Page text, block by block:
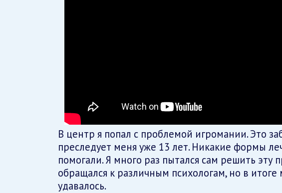
В центр я попал с проблемой игромании. Это
преследует меня уже 13 лет. Никакие формы
помогали. Я много раз пытался сам решить эту
обращался к различным психологам, но в итоге
удавалось.